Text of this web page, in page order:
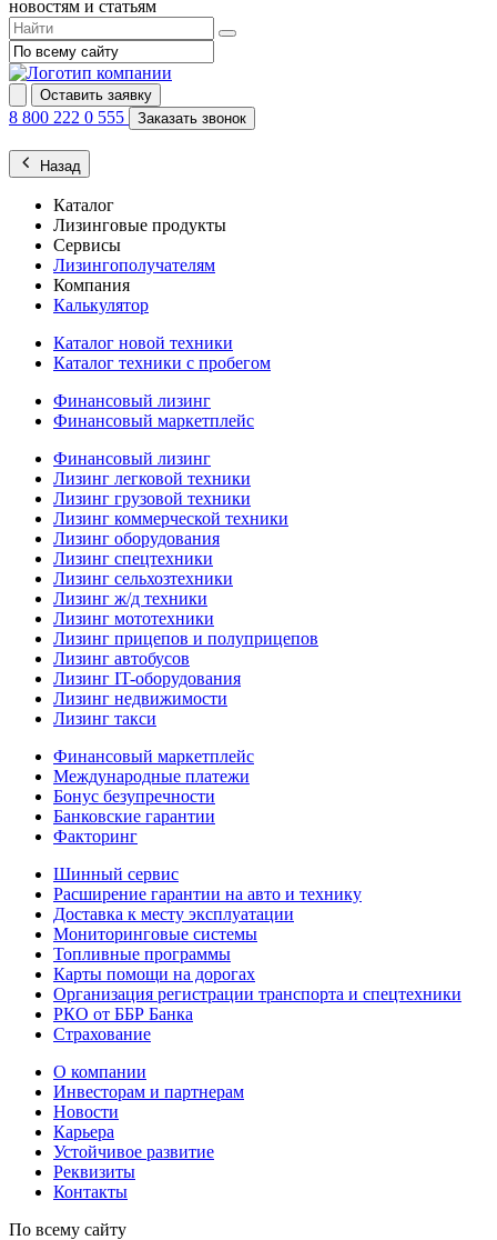
новостям и статьям
Оставить заявку
8 800 222 0 555 Заказать звонок
Назад
Каталог
Лизинговые продукты
Сервисы
Лизингополучателям
Компания
Калькулятор
Каталог новой техники
Каталог техники с пробегом
Финансовый лизинг
Финансовый маркетплейс
Финансовый лизинг
Лизинг легковой техники
Лизинг грузовой техники
Лизинг коммерческой техники
Лизинг оборудования
Лизинг спецтехники
Лизинг сельхозтехники
Лизинг ж/д техники
Лизинг мототехники
Лизинг прицепов и полуприцепов
Лизинг автобусов
Лизинг IT-оборудования
Лизинг недвижимости
Лизинг такси
Финансовый маркетплейс
Международные платежи
Бонус безупречности
Банковские гарантии
Факторинг
Шинный сервис
Расширение гарантии на авто и технику
Доставка к месту эксплуатации
Мониторинговые системы
Топливные программы
Карты помощи на дорогах
Организация регистрации транспорта и спецтехники
РКО от ББР Банка
Страхование
О компании
Инвесторам и партнерам
Новости
Карьера
Устойчивое развитие
Реквизиты
Контакты
По всему сайту